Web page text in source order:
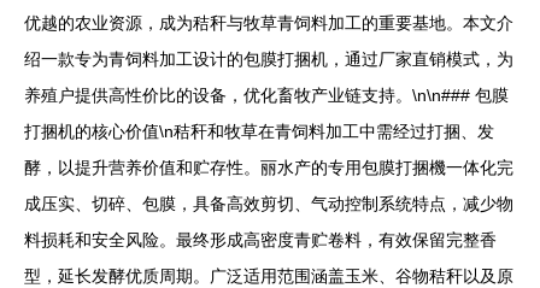
优越的农业资源，成为秸秆与牧草青饲料加工的重要基地。本文介
绍一款专为青饲料加工设计的包膜打捆机，通过厂家直销模式，为
养殖户提供高性价比的设备，优化畜牧产业链支持。\n\n### 包膜
打捆机的核心价值\n秸秆和牧草在青饲料加工中需经过打捆、发
酵，以提升营养价值和贮存性。丽水产的专用包膜打捆機一体化完
成压实、切碎、包膜，具备高效剪切、气动控制系统特点，减少物
料损耗和安全风险。最终形成高密度青贮卷料，有效保留完整香
型，延长发酵优质周期。广泛适用范围涵盖玉米、谷物秸秆以及原